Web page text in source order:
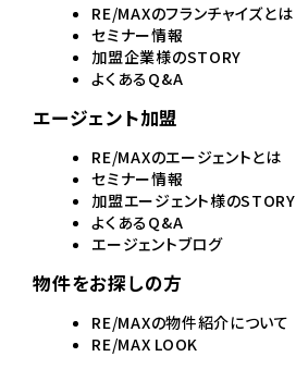
RE/MAXのフランチャイズとは
セミナー情報
加盟企業様のSTORY
よくあるQ&A
エージェント加盟
RE/MAXのエージェントとは
セミナー情報
加盟エージェント様のSTORY
よくあるQ&A
エージェントブログ
物件をお探しの方
RE/MAXの物件紹介について
RE/MAX LOOK